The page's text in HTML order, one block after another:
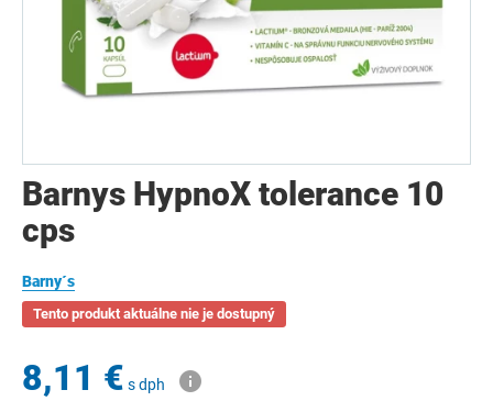
Barnys HypnoX tolerance 10
cps
Barny´s
Tento produkt aktuálne nie je dostupný
8,11 € s dph